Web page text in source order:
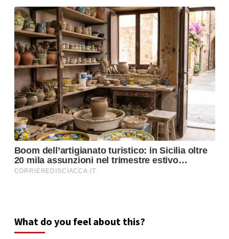
What do you feel about this?